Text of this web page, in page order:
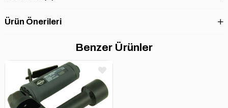
Ürün Önerileri
Benzer Ürünler